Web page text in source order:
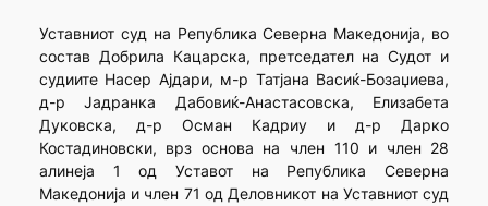
Уставниот суд на Република Северна Македонија, во
состав Добрила Кацарска, претседател на Судот и
судиите Насер Ајдари, м-р Татјана Васиќ-Бозаџиева,
д-р Јадранка Дабовиќ-Анастасовска, Елизабета
Дуковска, д-р Осман Кадриу и д-р Дарко
Костадиновски, врз основа на член 110 и член 28
алинеја 1 од Уставот на Република Северна
Македонија и член 71 од Деловникот на Уставниот суд